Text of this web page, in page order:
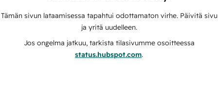
Tämän sivun lataamisessa tapahtui odottamaton virhe. Päivitä sivu
ja yritä uudelleen.
Jos ongelma jatkuu, tarkista tilasivumme osoitteessa
status.hubspot.com.